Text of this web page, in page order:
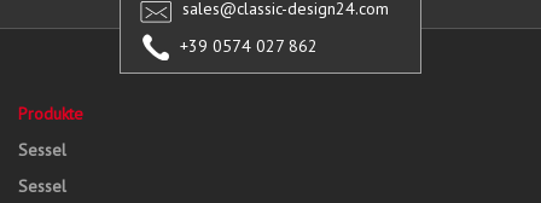
sales@classic-design24.com
+39 0574 027 862
Produkte
Sessel
Sessel